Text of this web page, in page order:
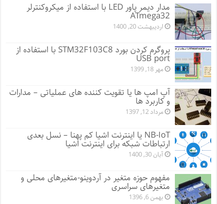
مدار دیمر پاور LED با استفاده از میکروکنترلر
ATmega32
اردیبهشت 20, 1400
پروگرم کردن بورد STM32F103C8 با استفاده از
USB port
مهر 18, 1399
آپ امپ ها یا تقویت کننده های عملیاتی – مدارات
و کاربرد ها
مرداد 12, 1397
NB-IoT یا اینترنت اشیا کم پهنا – نسل بعدی
ارتباطات شبکه برای اینترنت اشیا
آبان 30, 1400
مفهوم حوزه متغیر در آردوینو-متغیرهای محلی و
متغیرهای سراسری
بهمن 6, 1396